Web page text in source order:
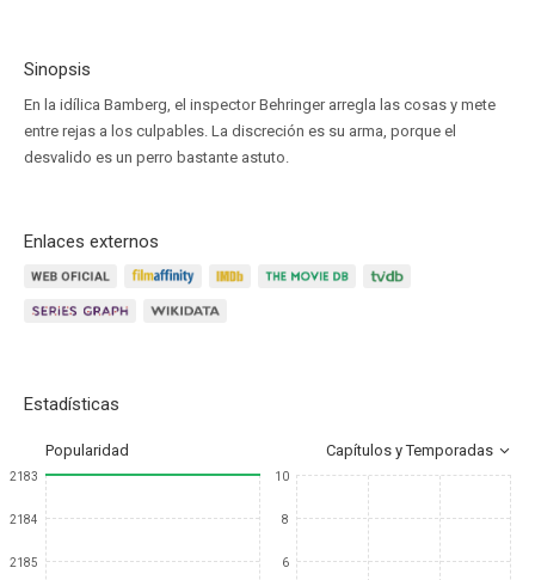
Sinopsis
En la idílica Bamberg, el inspector Behringer arregla las cosas y mete
entre rejas a los culpables. La discreción es su arma, porque el
desvalido es un perro bastante astuto.
Enlaces externos
Estadísticas
Popularidad Capítulos y Temporadas
2183
2184
2185
10
8
6